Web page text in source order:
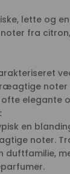
lette og
fra
noter
elegante
en
noter.
duftfamilie,